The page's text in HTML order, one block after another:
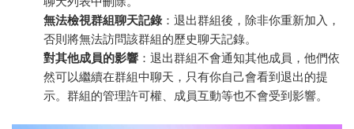
無法檢視群組聊天記錄：退出群組後，除非你重新加入，
否則將無法訪問該群組的歷史聊天記錄。
對其他成員的影響 ：退出群組不會通知其他成員，他們依
然可以繼續在群組中聊天，只有你自己會看到退出的提
示。群組的管理許可權、成員互動等也不會受到影響。